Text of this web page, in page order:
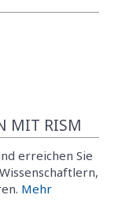
MIT RISM
erreichen Sie
Mehr